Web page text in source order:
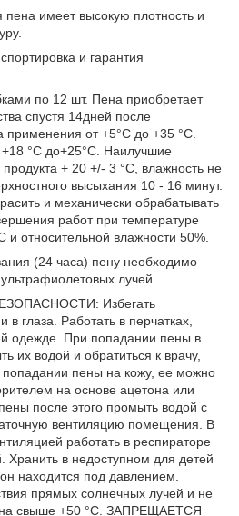
имеет высокую плотность и
и гарантия
по 12 шт. Пена приобретает
спустя 14дней после
применения от +5°С до +35 °С.
°С до+25°С. Наилучшие
+ 20 +/- 3 °С, влажность не
высыхания 10 - 16 минут.
и механически обрабатывать
работ при температуре
относительной влажности 50%.
(24 часа) пену необходимо
лучей.
Избегать
глаза. Работать в перчатках,
одежде. При попадании пены в
их водой и обратиться к врачу,
попадании пены на кожу, ее можно
на основе ацетона или
после этого промыть водой с
вентиляцию помещения. В
работать в респираторе
Хранить в недоступном для детей
находится под давлением.
прямых солнечных лучей и не
свыше +50 °С. ЗАПРЕЩАЕТСЯ